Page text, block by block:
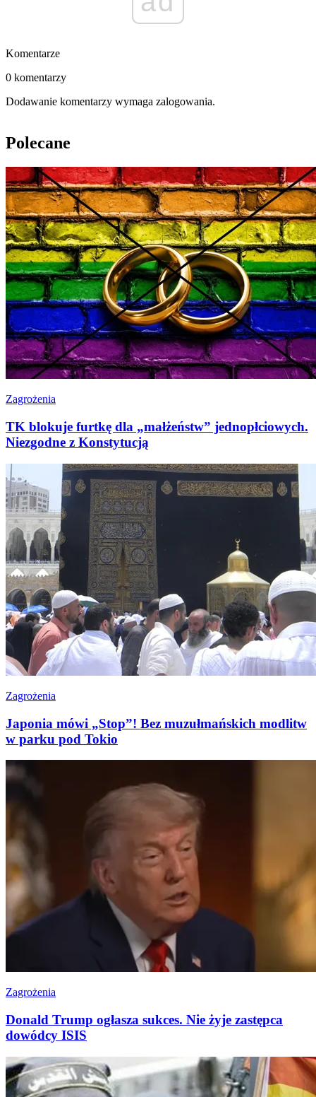
Komentarze
0 komentarzy
Dodawanie komentarzy wymaga zalogowania.
Polecane
Zagrożenia
TK blokuje furtkę dla „małżeństw” jednopłciowych.
Niezgodne z Konstytucją
Zagrożenia
Japonia mówi „Stop”! Bez muzułmańskich modlitw
w parku pod Tokio
Zagrożenia
Donald Trump ogłasza sukces. Nie żyje zastępca
dowódcy ISIS